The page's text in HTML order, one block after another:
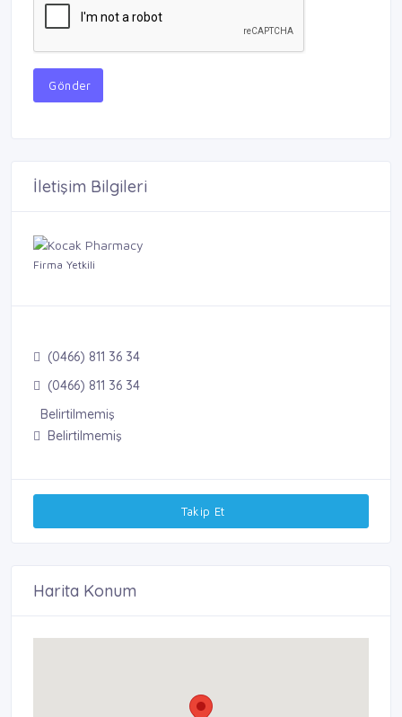
Gönder
İletişim Bilgileri
Firma Yetkili
(0466) 811 36 34
(0466) 811 36 34
Belirtilmemiş
Belirtilmemiş
Takip Et
Harita Konum